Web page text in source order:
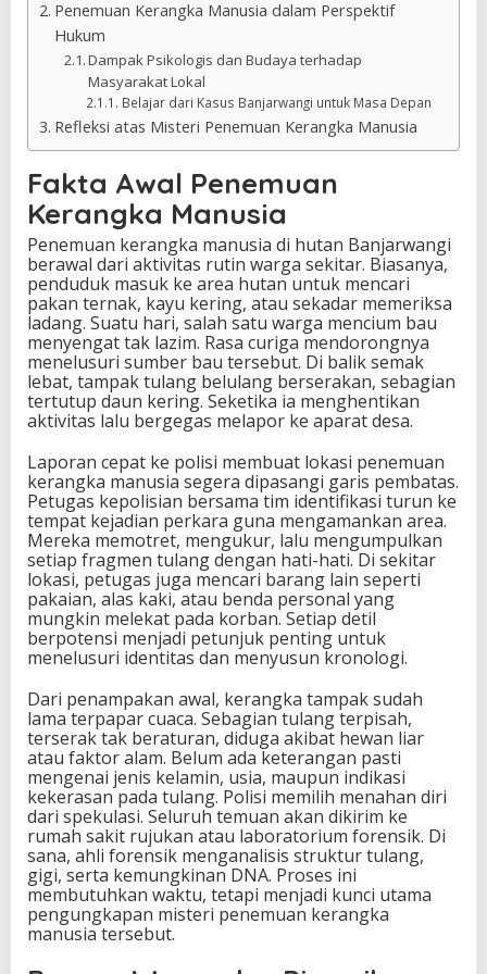
Penemuan Kerangka Manusia dalam Perspektif
Hukum
Dampak Psikologis dan Budaya terhadap
Masyarakat Lokal
Belajar dari Kasus Banjarwangi untuk Masa Depan
Refleksi atas Misteri Penemuan Kerangka Manusia
Fakta Awal Penemuan
Kerangka Manusia
Penemuan kerangka manusia di hutan Banjarwangi
berawal dari aktivitas rutin warga sekitar. Biasanya,
penduduk masuk ke area hutan untuk mencari
pakan ternak, kayu kering, atau sekadar memeriksa
ladang. Suatu hari, salah satu warga mencium bau
menyengat tak lazim. Rasa curiga mendorongnya
menelusuri sumber bau tersebut. Di balik semak
lebat, tampak tulang belulang berserakan, sebagian
tertutup daun kering. Seketika ia menghentikan
aktivitas lalu bergegas melapor ke aparat desa.
Laporan cepat ke polisi membuat lokasi penemuan
kerangka manusia segera dipasangi garis pembatas.
Petugas kepolisian bersama tim identifikasi turun ke
tempat kejadian perkara guna mengamankan area.
Mereka memotret, mengukur, lalu mengumpulkan
setiap fragmen tulang dengan hati-hati. Di sekitar
lokasi, petugas juga mencari barang lain seperti
pakaian, alas kaki, atau benda personal yang
mungkin melekat pada korban. Setiap detil
berpotensi menjadi petunjuk penting untuk
menelusuri identitas dan menyusun kronologi.
Dari penampakan awal, kerangka tampak sudah
lama terpapar cuaca. Sebagian tulang terpisah,
terserak tak beraturan, diduga akibat hewan liar
atau faktor alam. Belum ada keterangan pasti
mengenai jenis kelamin, usia, maupun indikasi
kekerasan pada tulang. Polisi memilih menahan diri
dari spekulasi. Seluruh temuan akan dikirim ke
rumah sakit rujukan atau laboratorium forensik. Di
sana, ahli forensik menganalisis struktur tulang,
gigi, serta kemungkinan DNA. Proses ini
membutuhkan waktu, tetapi menjadi kunci utama
pengungkapan misteri penemuan kerangka
manusia tersebut.